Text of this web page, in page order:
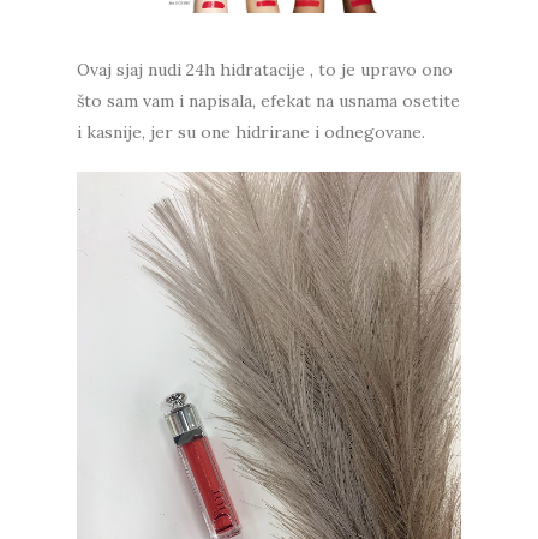
Ovaj sjaj nudi 24h hidratacije , to je upravo ono
što sam vam i napisala, efekat na usnama osetite
i kasnije, jer su one hidrirane i odnegovane.